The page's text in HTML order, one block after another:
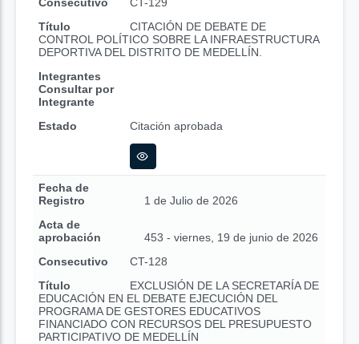
Título
CITACIÓN DE DEBATE DE
CONTROL POLÍTICO SOBRE LA INFRAESTRUCTURA
DEPORTIVA DEL DISTRITO DE MEDELLÍN.
Integrantes
Consultar por
Integrante
Estado
Citación aprobada
Fecha de
Registro
1 de Julio de 2026
Acta de
aprobación
453 - viernes, 19 de junio de 2026
Consecutivo
CT-128
Título
EXCLUSIÓN DE LA SECRETARÍA DE
EDUCACIÓN EN EL DEBATE EJECUCIÓN DEL
PROGRAMA DE GESTORES EDUCATIVOS
FINANCIADO CON RECURSOS DEL PRESUPUESTO
PARTICIPATIVO DE MEDELLÍN